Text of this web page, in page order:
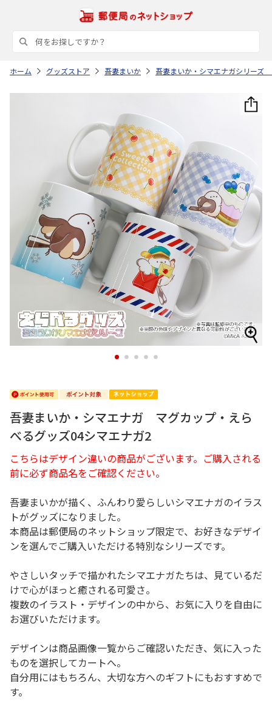
ホーム グッズストア 吾妻まいか 吾妻まいか・シマエナガシリーズ
1 2 3 4 5
吾妻まいか・シマエナガ マグカップ・えら
べるグッズ04シマエナガ2
こちらはデザイン違いの商品がございます。ご購入される
前に必ず商品名をご確認ください。
吾妻まいかが描く、ふんわり愛らしいシマエナガのイラス
トがグッズになりました。
本商品は郵便局のネットショップ限定で、お好きなデザイ
ンを選んでご購入いただける特別なシリーズです。
やさしいタッチで描かれたシマエナガたちは、見ているだ
けで心がほっと癒される可愛さ。
複数のイラスト・デザインの中から、お気に入りを自由に
お選びいただけます。
デザインは商品画像一覧からご確認いただき、気に入った
ものを選択してカートへ。
自分用にはもちろん、大切な方へのギフトにもおすすめで
す。